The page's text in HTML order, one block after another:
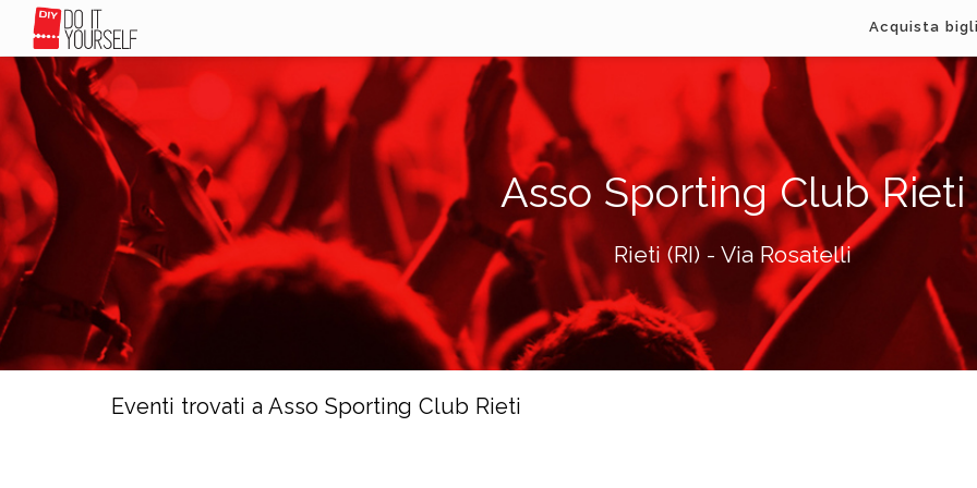
Acquista
Asso Sporting Club Rieti
Rieti (RI) - Via Rosatelli
Eventi trovati a Asso Sporting Club Rieti